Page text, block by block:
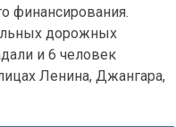
финансирования.
дорожных
и 6 человек
Ленина, Джангара,